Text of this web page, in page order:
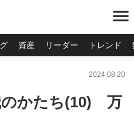
menu
資産 リーダー トレンド
2024.08.20
のかたち(10) 万